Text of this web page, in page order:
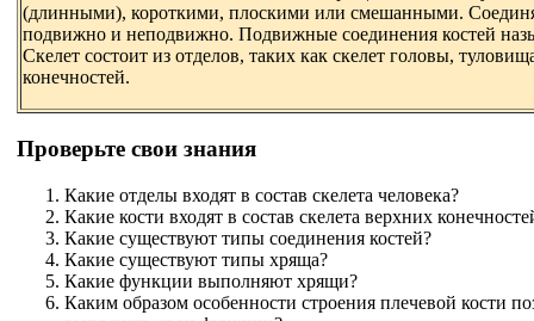
(длинными), короткими, плоскими или смешанными.
подвижно и неподвижно. Подвижные соединения костей
Скелет состоит из отделов, таких как скелет головы,
конечностей.
Проверьте свои знания
Какие отделы входят в состав скелета человека?
Какие кости входят в состав скелета верхних
Какие существуют типы соединения костей?
Какие существуют типы хряща?
Какие функции выполняют хрящи?
Каким образом особенности строения плечевой кости